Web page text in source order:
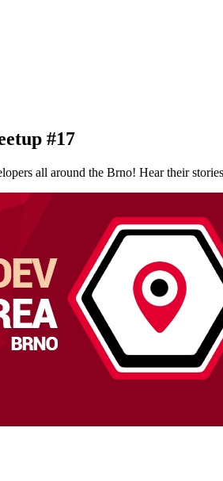
#17
all around the Brno! Hear their